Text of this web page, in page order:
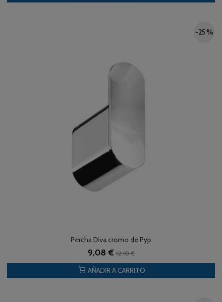
-25 %
Percha Diva cromo de Pyp
9,08 €12,10 €
AÑADIR A CARRITO